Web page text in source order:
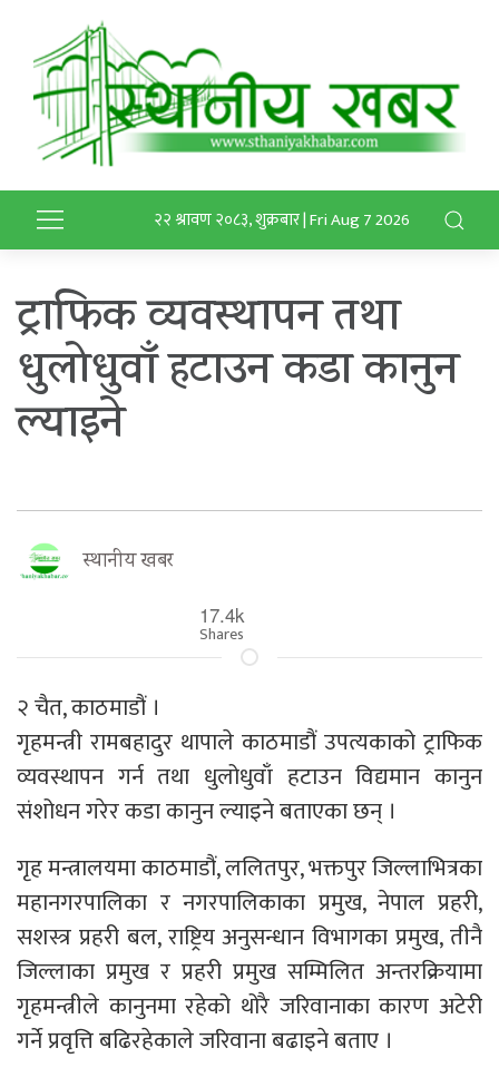
२२ श्रावण २०८३, शुक्रबार | Fri Aug 7 2026
ट्राफिक व्यवस्थापन तथा
धुलोधुवाँ हटाउन कडा कानुन
ल्याइने
स्थानीय खबर
17.4k
Shares
२ चैत, काठमाडौं ।
गृहमन्त्री रामबहादुर थापाले काठमाडौं उपत्यकाको ट्राफिक
व्यवस्थापन गर्न तथा धुलोधुवाँ हटाउन विद्यमान कानुन
संशोधन गरेर कडा कानुन ल्याइने बताएका छन् ।
गृह मन्त्रालयमा काठमाडौं, ललितपुर, भक्तपुर जिल्लाभित्रका
महानगरपालिका र नगरपालिकाका प्रमुख, नेपाल प्रहरी,
सशस्त्र प्रहरी बल, राष्ट्रिय अनुसन्धान विभागका प्रमुख, तीनै
जिल्लाका प्रमुख र प्रहरी प्रमुख सम्मिलित अन्तरक्रियामा
गृहमन्त्रीले कानुनमा रहेको थोरै जरिवानाका कारण अटेरी
गर्ने प्रवृत्ति बढिरहेकाले जरिवाना बढाइने बताए ।